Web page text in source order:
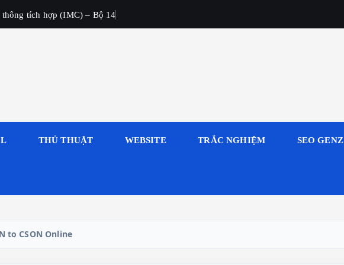
tích hợp (IMC) – Bộ 14
THỦ THUẬT WEBSITE TRẮC NGHIỆM SEO GENZ
to CSON Online